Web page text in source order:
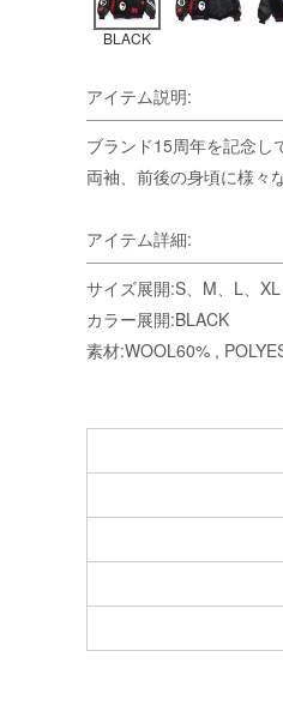
BLACK
アイテム説明:
ブランド15周年を記念し
両袖、前後の身頃に様々
アイテム詳細:
サイズ展開:S、M、L、XL
カラー展開:BLACK
素材:WOOL60% ,